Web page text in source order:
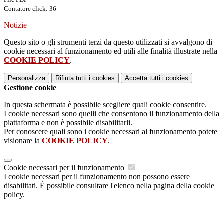
Contatore click: 36
Notizie
Questo sito o gli strumenti terzi da questo utilizzati si avvalgono di
cookie necessari al funzionamento ed utili alle finalità illustrate nella
COOKIE POLICY.
Personalizza Rifiuta tutti i cookies Accetta tutti i cookies
Gestione cookie
In questa schermata è possibile scegliere quali cookie consentire.
I cookie necessari sono quelli che consentono il funzionamento della
piattaforma e non è possibile disabilitarli.
Per conoscere quali sono i cookie necessari al funzionamento potete
visionare la COOKIE POLICY.
Cookie necessari per il funzionamento
I cookie necessari per il funzionamento non possono essere
disabilitati. È possibile consultare l'elenco nella pagina della cookie
policy.